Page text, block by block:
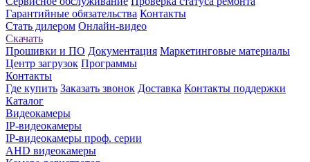
Гарантийные обязательства Контакты
Стать дилером Онлайн-видео
Скачать
Прошивки и ПО Документация Маркетинговые материалы
Центр загрузок Программы
Контакты
Где купить Заказать звонок Доставка Контакты поддержки
Каталог
Видеокамеры
IP-видеокамеры
IP-видеокамеры проф. серии
AHD видеокамеры